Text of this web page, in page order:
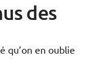
des
qu’on en oublie